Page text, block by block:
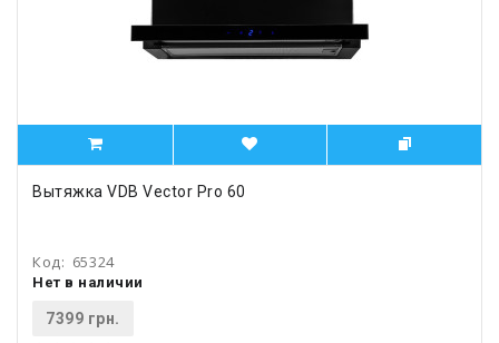
Вытяжка VDB Vector Pro 60
Код: 65324
Нет в наличии
7399 грн.